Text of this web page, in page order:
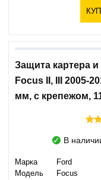
Защита картера
Focus II, III 2005-
мм, с крепежом,
В
Марка
Ford
Модель
Focus